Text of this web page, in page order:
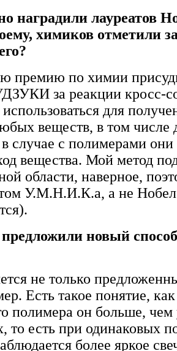
наградили лауреатов
химиков отметили
премию по химии
за реакции кросс-
для
веществ, в том числе
случае с полимерами
вещества. Мой метод
области, наверное,
У.М.Н.И.К.а, а не
новый способ
не только
Есть такое понятие,
полимера он больше, чем
есть при одинаковых
более яркое